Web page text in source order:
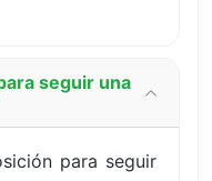
seguir una
para seguir